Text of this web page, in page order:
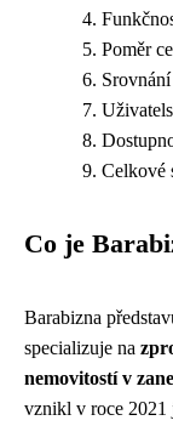
Poměr
Celkové
Co je
Barabizna
specializuje na
nemovitostí v
vznikl v roce 2021